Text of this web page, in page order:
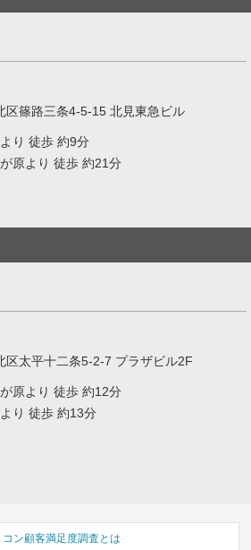
区篠路三条4-5-15 北見東急ビル
り 徒歩 約9分
原より 徒歩 約21分
区太平十二条5-2-7 プラザビル2F
原より 徒歩 約12分
り 徒歩 約13分
コン顧客満足度調査とは